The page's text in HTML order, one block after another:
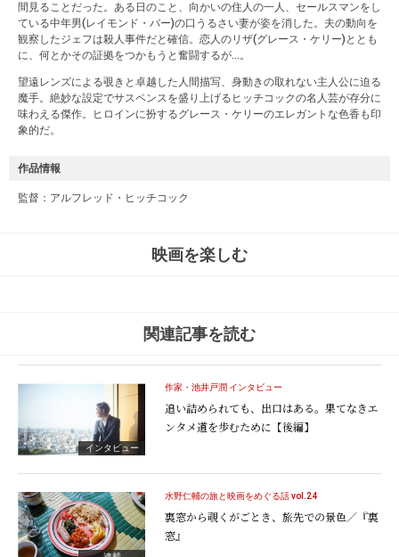
間見ることだった。ある日のこと、向かいの住人の一人、セールスマンをし
ている中年男(レイモンド・バー)の口うるさい妻が姿を消した。夫の動向を
観察したジェフは殺人事件だと確信。恋人のリザ(グレース・ケリー)ととも
に、何とかその証拠をつかもうと奮闘するが…。
望遠レンズによる覗きと卓越した人間描写、身動きの取れない主人公に迫る
魔手。絶妙な設定でサスペンスを盛り上げるヒッチコックの名人芸が存分に
味わえる傑作。ヒロインに扮するグレース・ケリーのエレガントな色香も印
象的だ。
作品情報
監督：アルフレッド・ヒッチコック
映画を楽しむ
関連記事を読む
インタビュー
作家・池井戸潤 インタビュー
追い詰められても、出口はある。果てなきエ
ンタメ道を歩むために【後編】
水野仁輔の旅と映画をめぐる話 vol.24
裏窓から覗くがごとき、旅先での景色／『裏
窓』